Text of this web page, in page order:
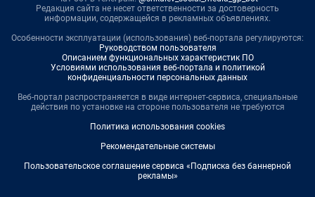
Редакция сайта не несет ответственности за достоверность
информации, содержащейся в рекламных объявлениях.
Особенности эксплуатации (использования) веб-портала регулируются:
Руководством пользователя
Описанием функциональных характеристик ПО
Условиями использования веб-портала и политикой
конфиденциальности персональных данных
Веб-портал распространяется в виде интернет-сервиса, специальные
действия по установке на стороне пользователя не требуются
Политика использования cookies
Рекомендательные системы
Пользовательское соглашение сервиса «Подписка без баннерной
рекламы»